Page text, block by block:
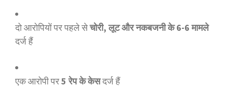
दो आरोपियों पर पहले सेचोरी, लूट और नकबजनी के 6-6 मामले
दर्ज हैं
एक आरोपी पर5 रेप के केसदर्ज हैं